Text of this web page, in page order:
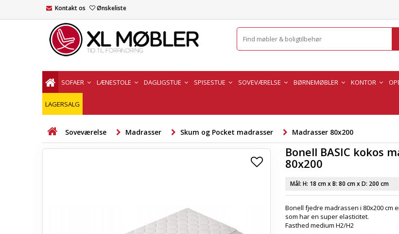
Kontakt os Ønskeliste
SOFAER LÆNESTOLE DAGLIGSTUE SPISESTUE SOVEVÆRELSE BØRNEMØBLER KONTOR
LAGERSALG
Soveværelse Madrasser Skum og Pocket madrasser Madrasser 80x200
Bonell BASIC kokos
80x200
Mål: H: 18 cmx B: 80 cmx D: 200 cm
Bonell fjedre madrassen i 80x200 cm
som har en super elasticitet.
Fasthed medium H2/H2